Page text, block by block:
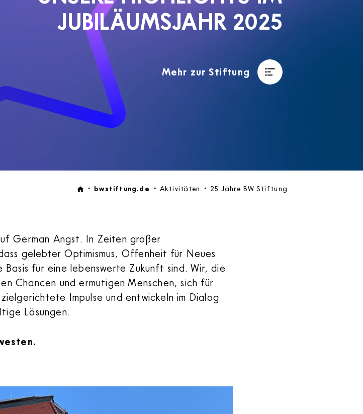
JUBILÄUMSJAHR 2025
Mehr zur Stiftung
bwstiftung.de Aktivitäten 25 Jahre BW Stiftung
German Angst. In Zeiten großer
gelebter Optimismus, Offenheit für Neues
für eine lebenswerte Zukunft sind. Wir, die
Chancen und ermutigen Menschen, sich für
Impulse und entwickeln im Dialog
Lösungen.